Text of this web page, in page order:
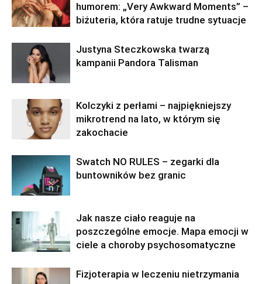
humorem: „Very Awkward Moments” –
biżuteria, która ratuje trudne sytuacje
Justyna Steczkowska twarzą
kampanii Pandora Talisman
Kolczyki z perłami – najpiękniejszy
mikrotrend na lato, w którym się
zakochacie
Swatch NO RULES – zegarki dla
buntowników bez granic
Jak nasze ciało reaguje na
poszczególne emocje. Mapa emocji w
ciele a choroby psychosomatyczne
Fizjoterapia w leczeniu nietrzymania